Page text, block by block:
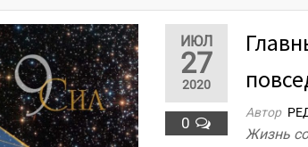
ИЮЛ
27
2020
0
Автор
Жизнь